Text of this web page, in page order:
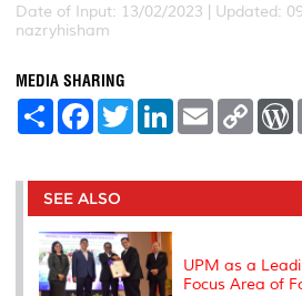
Date of Input: 13/02/2023 | Updated:
nazryhisham
MEDIA SHARING
S
e
F
a
b
o
o
k
T
w
t
r
L
e
I
E
m
l
C
L
n
P
e
SEE ALSO
UPM as a
Focus Area of